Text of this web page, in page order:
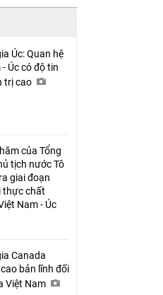
Úc: Quan hệ
Úc có độ tin
trị cao
của Tổng
tịch nước Tô
giai đoạn
thực chất
Nam - Úc
Canada
bản lĩnh đối
Việt Nam